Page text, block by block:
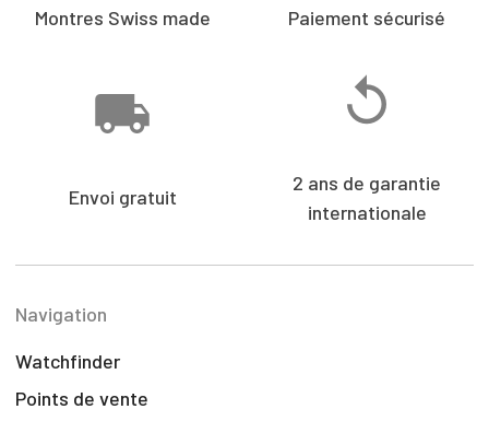
Montres Swiss made Paiement sécurisé
Envoi gratuit
2 ans de garantie
internationale
Navigation
Watchfinder
Points de vente